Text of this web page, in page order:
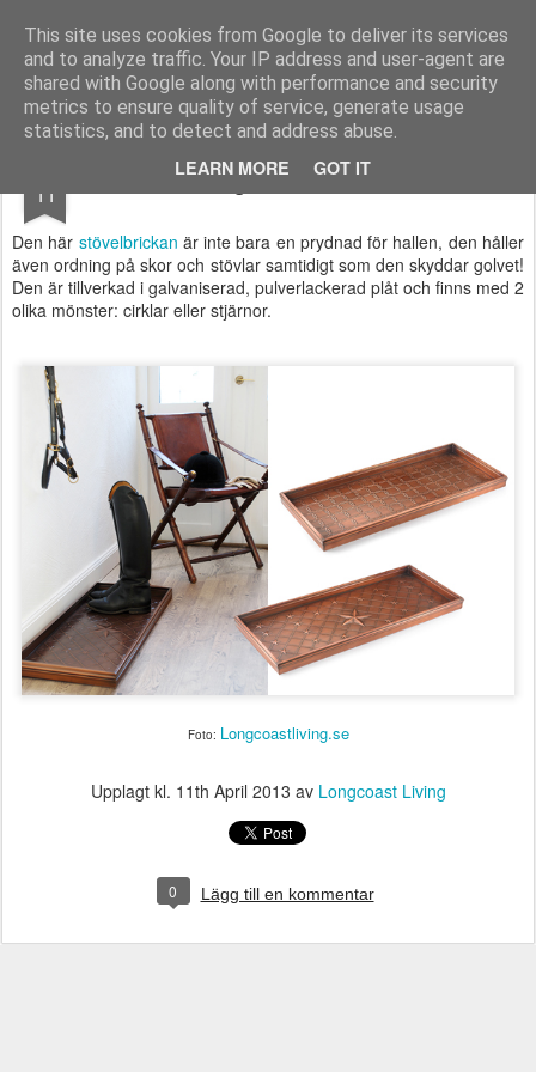
This site uses cookies from Google to deliver its services
and to analyze traffic. Your IP address and user-agent are
shared with Google along with performance and security
metrics to ensure quality of service, generate usage
statistics, and to detect and address abuse.
LEARN MORE GOT IT
Longcoast Living Longcoast Living är en webbutik där du hittar personlig och tidlös inredning till ditt hem.
Startsida Longcoast Living För Bloggare och Press
11 Ordning och reda i hallen!
Den här stövelbrickan är inte bara en prydnad för hallen, den håller
även ordning på skor och stövlar samtidigt som den skyddar golvet!
Den är tillverkad i galvaniserad, pulverlackerad plåt och finns med 2
olika mönster: cirklar eller stjärnor.
Foto: Longcoastliving.se
Upplagt kl. 11th April 2013 av Longcoast Living
0 Lägg till en kommentar